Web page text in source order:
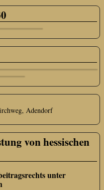
Adendorf
von hessischen
unter